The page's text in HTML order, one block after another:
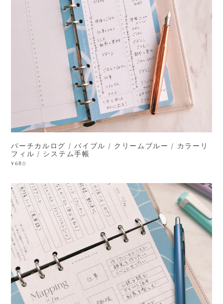
バーチカルログ / バイブル / クリームブルー / カラーリ
フィル / システム手帳
¥680